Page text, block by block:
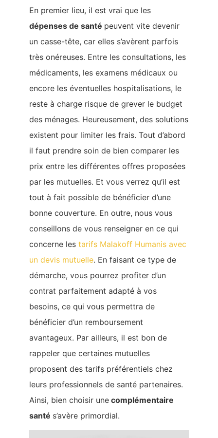
En premier lieu, il est vrai que les
dépenses de santé peuvent vite devenir
un casse-tête, car elles s’avèrent parfois
très onéreuses. Entre les consultations, les
médicaments, les examens médicaux ou
encore les éventuelles hospitalisations, le
reste à charge risque de grever le budget
des ménages. Heureusement, des solutions
existent pour limiter les frais. Tout d’abord
il faut prendre soin de bien comparer les
prix entre les différentes offres proposées
par les mutuelles. Et vous verrez qu’il est
tout à fait possible de bénéficier d’une
bonne couverture. En outre, nous vous
conseillons de vous renseigner en ce qui
concerne les tarifs Malakoff Humanis avec
un devis mutuelle. En faisant ce type de
démarche, vous pourrez profiter d’un
contrat parfaitement adapté à vos
besoins, ce qui vous permettra de
bénéficier d’un remboursement
avantageux. Par ailleurs, il est bon de
rappeler que certaines mutuelles
proposent des tarifs préférentiels chez
leurs professionnels de santé partenaires.
Ainsi, bien choisir une complémentaire
santé s’avère primordial.